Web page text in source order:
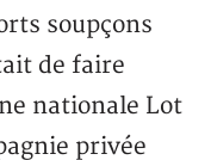
soupçons
de faire
nationale Lot
privée